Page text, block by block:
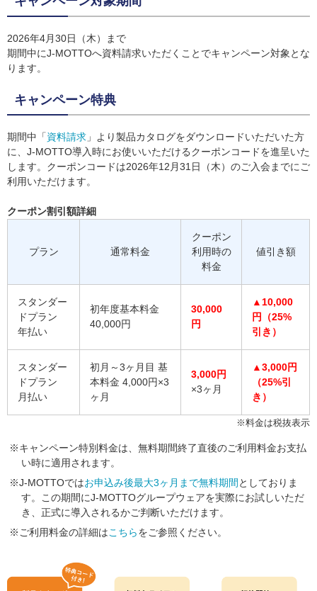
2026年4月30日（木）まで
期間中にJ-MOTTOへ資料請求いただくことでキャンペーン対象とな
ります。
キャンペーン特典
期間中「資料請求 」より製品カタログをダウンロードいただいた方
に、J-MOTTO導入時にお使いいただけるクーポンコードを進呈いた
します。クーポンコードは2026年12月31日（木）のご入会までにご
利用いただけます。
クーポン割引額詳細
プラン 通常料金
クーポン
利用時の
料金
値引き額
スタンダー
ドプラン
年払い
初年度基本料金
40,000円
30,000
円
▲10,000
円（25%
引き）
スタンダー
ドプラン
月払い
初月～3ヶ月目 基
本料金 4,000円×3
ヶ月
3,000円
×3ヶ月
▲3,000円
（25%引
き）
※料金は税抜表示
キャンペーン特別料金は、無料期間終了直後のご利用料金お支払
い時に適用されます。
J-MOTTOではお申込み後最大3ヶ月まで無料期間 としておりま
す。この期間にJ-MOTTOグループウェアを実際にお試しいただ
き、正式に導入されるかご判断いただけます。
ご利用料金の詳細はこちらをご参照ください。